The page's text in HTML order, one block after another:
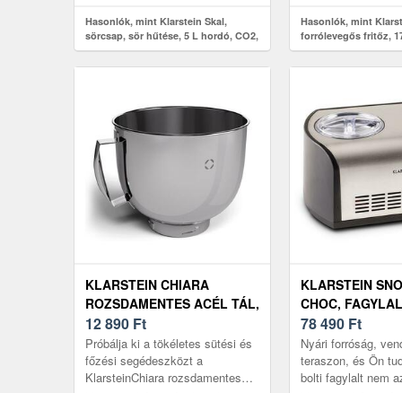
Hasonlók, mint Klarstein Skal,
sörcsap, sör hűtése, 5 L hordó, CO2,
rozsdamentes acél
Hasonlók, mint
forrólevegős fritőz,
rozsdamentes acél,
KLARSTEIN CHIARA
ROZSDAMENTES ACÉL TÁL,
5 L, ALKALMAS
MOSOGATÓGÉPBE,
ERGONOMIKUS FOGANTYÚ,
KOMPATIBILIS,
12 890 Ft
Próbálja ki a tökéletes sütési és
főzési segédeszközt a
KlarsteinChiara rozsdamentes
KLARSTEIN
CHOC,
L, HIDEG
FUNKCIÓ
78 490 Ft
Nyári forróság,
teraszon, és Ön
bolti fagylalt nem